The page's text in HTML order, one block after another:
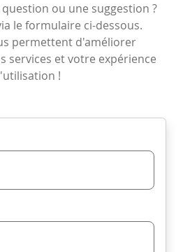
ou une suggestion ?
le formulaire ci-dessous.
permettent d'améliorer
services et votre expérience
!